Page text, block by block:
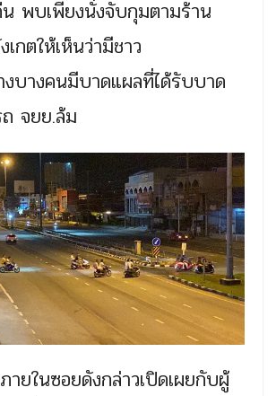
น พบเพียงนั่งจับกุมตามร้าน
กตให้เห็นว่ามีชาว
งบางคนมีบาดแผลที่ได้รับบาด
จยย.ล้ม
ยในซอยดังกล่าวเปิดเผยกับผู้